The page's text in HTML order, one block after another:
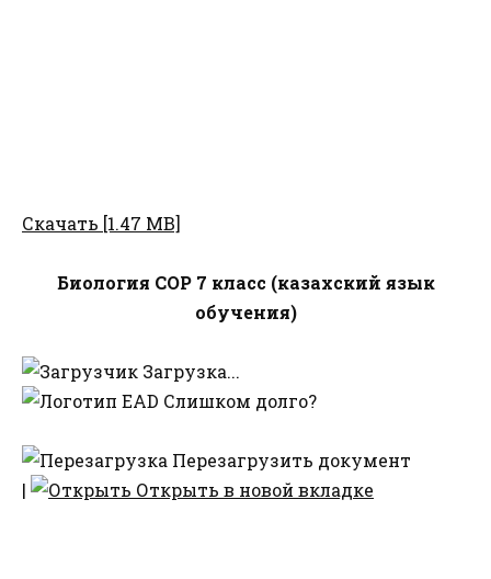
Скачать [1.47 MB]
Биология СОР 7 класс (казахский язык
обучения)
Загрузка...
Слишком долго?
Перезагрузить документ
|
Открыть в новой вкладке